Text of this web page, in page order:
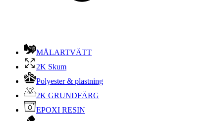
MÅLARTVÄTT
2K Skum
Polyester & plastning
2K GRUNDFÄRG
EPOXI RESIN